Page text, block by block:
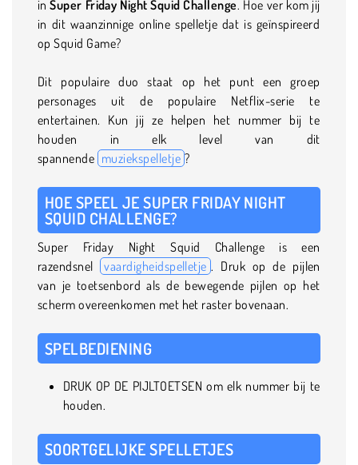
inSuper Friday Night Squid Challenge. Hoe ver kom jij
in dit waanzinnige online spelletje dat is geïnspireerd
op Squid Game?
Dit populaire duo staat op het punt een groep
personages uit de populaire Netflix-serie te
entertainen. Kun jij ze helpen het nummer bij te
houden in elk level van dit
spannende muziekspelletje ?
HOE SPEEL JE SUPER FRIDAY NIGHT
SQUID CHALLENGE?
Super Friday Night Squid Challenge is een
razendsnel vaardigheidspelletje . Druk op de pijlen
van je toetsenbord als de bewegende pijlen op het
scherm overeenkomen met het raster bovenaan.
SPELBEDIENING
DRUK OP DE PIJLTOETSEN om elk nummer bij te
houden.
SOORTGELIJKE SPELLETJES